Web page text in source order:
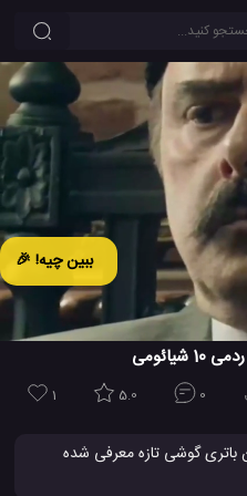
ببین چیه! 🎉
1 5.0 0
گوشی تازه معرفی شده
که ایتن گوشی دارای یک باتری